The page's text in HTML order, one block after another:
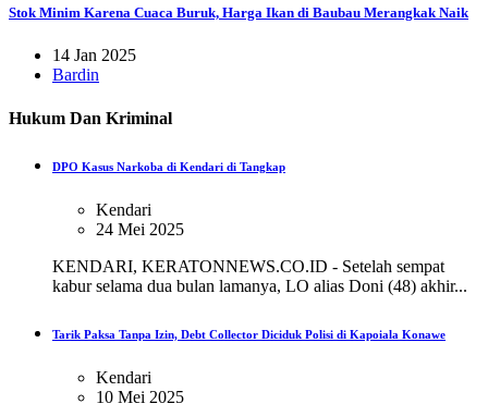
Stok Minim Karena Cuaca Buruk, Harga Ikan di Baubau Merangkak Naik
14 Jan 2025
Bardin
Hukum Dan Kriminal
DPO Kasus Narkoba di Kendari di Tangkap
Kendari
24 Mei 2025
KENDARI, KERATONNEWS.CO.ID - Setelah sempat
kabur selama dua bulan lamanya, LO alias Doni (48) akhir...
Tarik Paksa Tanpa Izin, Debt Collector Diciduk Polisi di Kapoiala Konawe
Kendari
10 Mei 2025